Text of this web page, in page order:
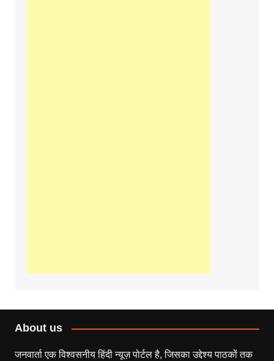
About us
जनवार्ता एक विश्वसनीय हिंदी न्यूज़ पोर्टल है, जिसका उद्देश्य पाठकों तक